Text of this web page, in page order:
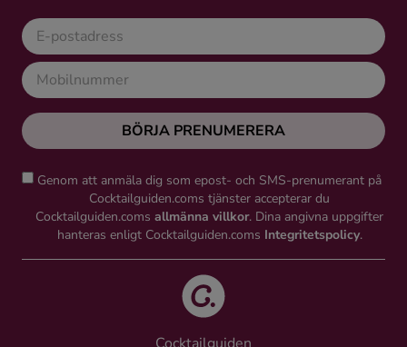
BÖRJA PRENUMERERA
Genom att anmäla dig som epost- och SMS-prenumerant på
Cocktailguiden.coms tjänster accepterar du
Cocktailguiden.coms allmänna villkor. Dina angivna uppgifter
hanteras enligt Cocktailguiden.coms Integritetspolicy.